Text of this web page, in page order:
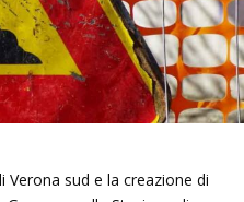
sud e la creazione di